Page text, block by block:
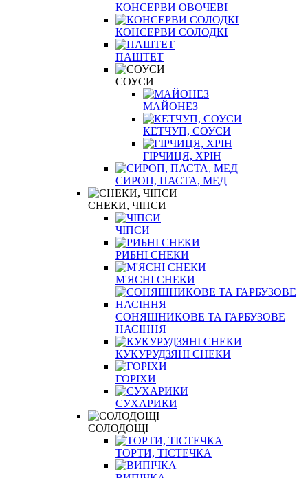
КОНСЕРВИ ОВОЧЕВІ
КОНСЕРВИ СОЛОДКІ
ПАШТЕТ
СОУСИ
МАЙОНЕЗ
КЕТЧУП, СОУСИ
ГІРЧИЦЯ, ХРІН
СИРОП, ПАСТА, МЕД
СНЕКИ, ЧІПСИ
ЧІПСИ
РИБНІ СНЕКИ
М'ЯСНІ СНЕКИ
СОНЯШНИКОВЕ ТА ГАРБУЗОВЕ
НАСІННЯ
КУКУРУДЗЯНІ СНЕКИ
ГОРІХИ
СУХАРИКИ
СОЛОДОЩІ
ТОРТИ, ТІСТЕЧКА